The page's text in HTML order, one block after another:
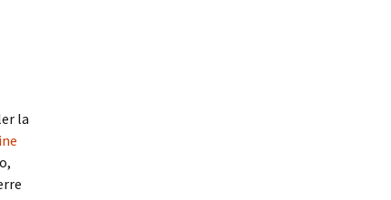
la